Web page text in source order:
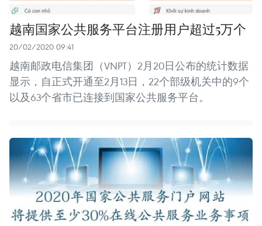
越南国家公共服务平台注册用户超过5万个
20/02/2020 09:41
越南邮政电信集团（VNPT）2月20日公布的统计数据
显示，自正式开通至2月13日，22个部级机关中的9个
以及63个省市已连接到国家公共服务平台。